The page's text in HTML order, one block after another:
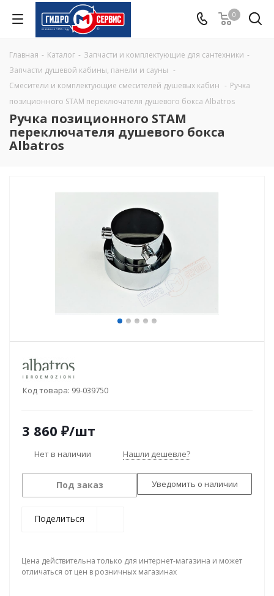
0
Главная - Каталог - Запчасти и комплектующие для сантехники -
Запчасти душевой кабины, панели и сауны -
Смесители и комплектующие смесителей душевых кабин - Ручка
позиционного STAM переключателя душевого бокса Albatros
Ручка позиционного STAM
переключателя душевого бокса
Albatros
Код товара: 99-039750
3 860 ₽/шт
Нет в наличии Нашли дешевле?
Под заказ Уведомить о наличии
Поделиться
Цена действительна только для интернет-магазина и может
отличаться от цен в розничных магазинах